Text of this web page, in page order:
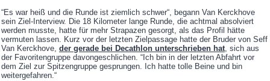
“Es war heiß und die Runde ist ziemlich schwer“, begann Van Kerckhove
sein Ziel-Interview. Die 18 Kilometer lange Runde, die achtmal absolviert
werden musste, hatte für mehr Strapazen gesorgt, als das Profil hätte
vermuten lassen. Kurz vor der letzten Zielpassage hatte der Bruder von Seff
Van Kerckhove, der gerade bei Decathlon unterschrieben hat, sich aus
der Favoritengruppe davongeschlichen. “Ich bin in der letzten Abfahrt vor
dem Ziel zur Spitzengruppe gesprungen. Ich hatte tolle Beine und bin
weitergefahren.“